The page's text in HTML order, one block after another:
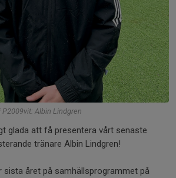
Albin Lindgren
glada att få presentera vårt senaste
tränare Albin Lindgren!
sista året på samhällsprogrammet på